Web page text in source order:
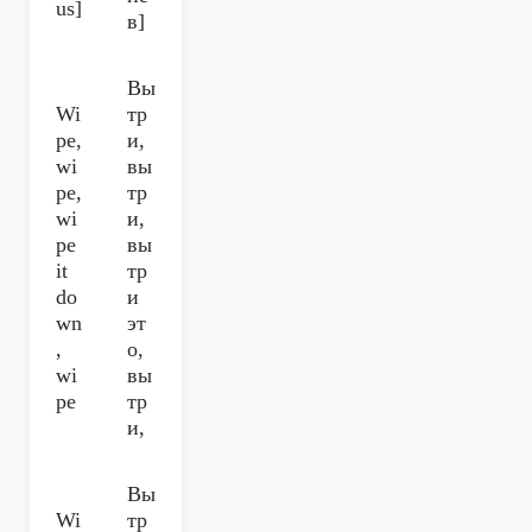
us]
в]
Wi
pe,
wi
pe,
wi
pe
it
do
wn
,
wi
pe
Вы
тр
и,
вы
тр
и,
вы
тр
и
эт
о,
вы
тр
и,
Wi
Вы
тр